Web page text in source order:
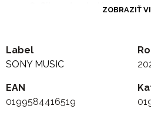
8. Silver Apple Keys
11. Glide
12. Hyper//Rising
ZOBRAZIŤ
Label
SONY MUSIC
EAN
0199584416519